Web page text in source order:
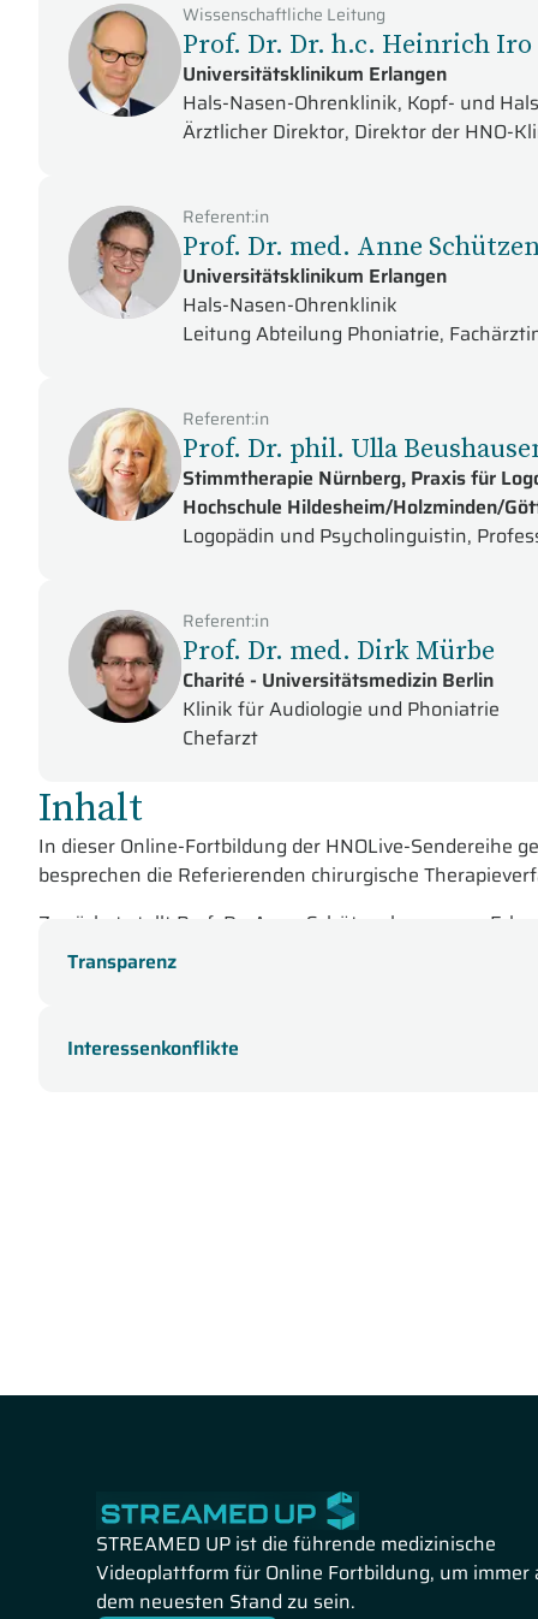
Wissenschaftliche Leitung
Prof. Dr. Dr. h.c. Heinrich Iro
Universitätsklinikum Erlangen
Hals-Nasen-Ohrenklinik, Kopf- und
Ärztlicher Direktor, Direktor der HNO-
Referent:in
Prof. Dr. med. Anne
Universitätsklinikum Erlangen
Hals-Nasen-Ohrenklinik
Leitung Abteilung Phoniatrie,
Referent:in
Prof. Dr. phil. Ulla
Stimmtherapie Nürnberg, Praxis für
Hochschule Hildesheim/Holzminden/
Logopädin und Psycholinguistin,
Referent:in
Prof. Dr. med. Dirk Mürbe
Charité - Universitätsmedizin Berlin
Klinik für Audiologie und Phoniatrie
Chefarzt
Inhalt
In dieser Online-Fortbildung der HNOLive-Sendereihe
besprechen die Referierenden chirurgische
Zunächst stellt Prof. Dr. Anne Schützenberger aus
Stimmphysiologie berichtet sie von Symptomen bei
Dabei erläutert Sie die Laryngoskopie und
Prof. Dr. Dirk Mürbe aus Berlin informiert Sie zu
Transparenz
Interessenkonflikte
STREAMED UP ist die führende medizinische
Videoplattform für Online Fortbildung, um immer
dem neuesten Stand zu sein.